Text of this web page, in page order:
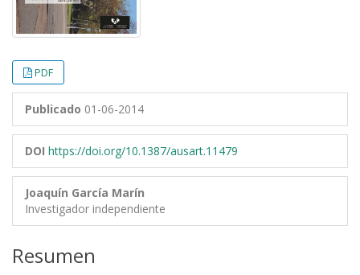
PDF
Publicado 01-06-2014
DOI https://doi.org/10.1387/ausart.11479
Joaquín García Marín
Investigador independiente
Resumen